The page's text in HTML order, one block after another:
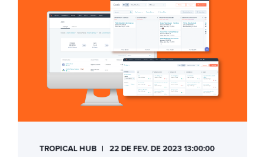
TROPICAL HUB 22 DE FEV. DE 2023 13:00:00